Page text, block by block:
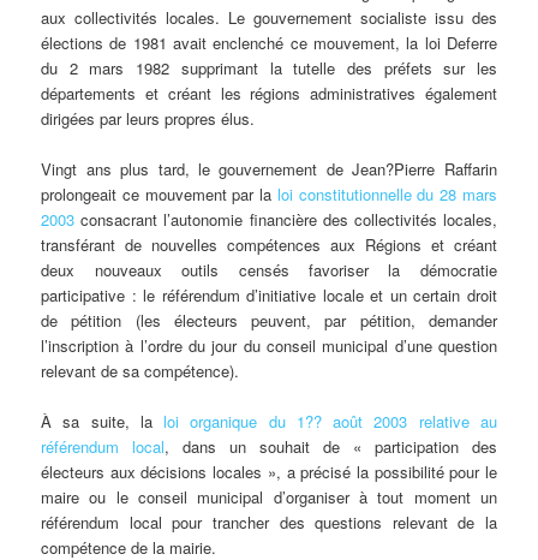
aux collectivités locales. Le gouvernement socialiste issu des
élections de 1981 avait enclenché ce mouvement, la loi Deferre
du 2 mars 1982 supprimant la tutelle des préfets sur les
départements et créant les régions administratives également
dirigées par leurs propres élus.
Vingt ans plus tard, le gouvernement de Jean?Pierre Raffarin
prolongeait ce mouvement par la loi constitutionnelle du 28 mars
2003 consacrant l’autonomie financière des collectivités locales,
transférant de nouvelles compétences aux Régions et créant
deux nouveaux outils censés favoriser la démocratie
participative : le référendum d’initiative locale et un certain droit
de pétition (les électeurs peuvent, par pétition, demander
l’inscription à l’ordre du jour du conseil municipal d’une question
relevant de sa compétence).
À sa suite, laloi organique du 1?? août 2003 relative au
référendum local, dans un souhait de « participation des
électeurs aux décisions locales », a précisé la possibilité pour le
maire ou le conseil municipal d’organiser à tout moment un
référendum local pour trancher des questions relevant de la
compétence de la mairie.